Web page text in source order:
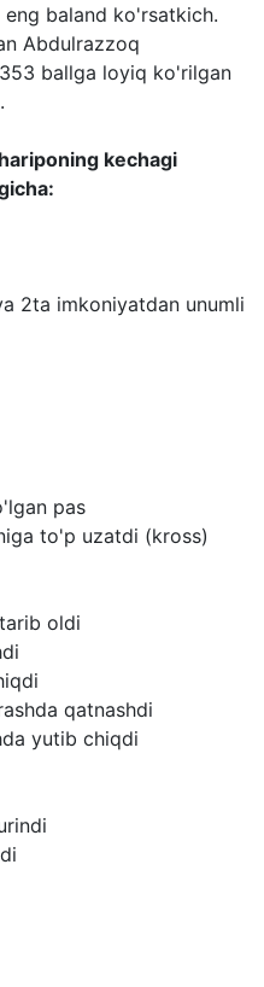
baland ko'rsatkich.
Abdulrazzoq
ballga loyiq ko'rilgan
kechagi
2ta imkoniyatdan unumli
pas
to'p uzatdi (kross)
oldi
qatnashdi
yutib chiqdi